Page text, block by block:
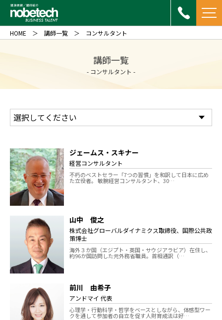
講師一覧
- コンサルタント -
HOME 講師一覧 コンサルタント
ジェームス・スキナー
経営コンサルタント
不朽のベストセラー「7つの習慣」を和訳して日本に広め
た立役者。 敏腕経営コンサルタント、30…
山中 俊之
株式会社グローバルダイナミクス取締役、国際公共政
策博士
海外３か国（エジプト・英国・サウジアラビア）在住し、
約96か国訪問した元外務省職員。首相通訳（…
前川 由希子
アンドマイ 代表
心理学・行動科学・哲学をベースとしながら、体感型ワー
クを通して参加者の自立を促す人財育成法は好…